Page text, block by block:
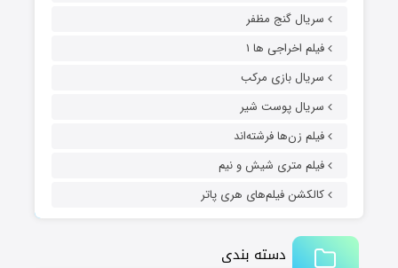
سریال گنج مظفر
فیلم اخراجی ها ۱
سریال بازی مرکب
سریال پوست شیر
فیلم زن‌ها فرشته‌اند
فیلم متری شیش و نیم
کالکشن فیلم‌های هری پاتر
دسته بندی